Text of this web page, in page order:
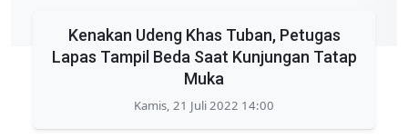
Kenakan Udeng Khas Tuban, Petugas
Lapas Tampil Beda Saat Kunjungan Tatap
Muka
Kamis, 21 Juli 2022 14:00